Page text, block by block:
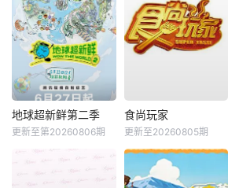
地球超新鲜第二季
更新至第20260806期
食尚玩家
更新至20260805期